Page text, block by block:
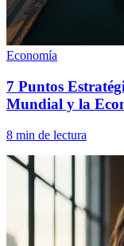
Economía
7 Puntos
Mundial y la
8 min de lectura